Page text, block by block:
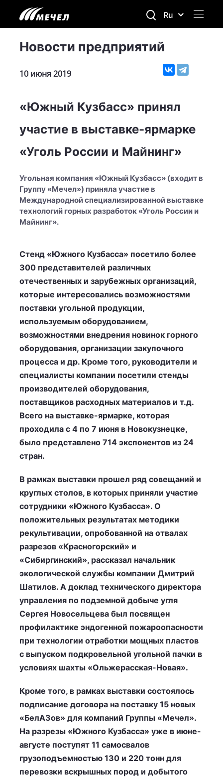
Ru
Новости предприятий
10 июня 2019
«Южный Кузбасс» принял
участие в выставке-ярмарке
«Уголь России и Майнинг»
Угольная компания «Южный Кузбасс» (входит в
Группу «Мечел») приняла участие в
Международной специализированной выставке
технологий горных разработок «Уголь России и
Майнинг».
Стенд «Южного Кузбасса» посетило более
300 представителей различных
отечественных и зарубежных организаций,
которые интересовались возможностями
поставки угольной продукции,
используемым оборудованием,
возможностями внедрения новинок горного
оборудования, организации закупочного
процесса и др. Кроме того, руководители и
специалисты компании посетили стенды
производителей оборудования,
поставщиков расходных материалов и т.д.
Всего на выставке-ярмарке, которая
проходила с 4 по 7 июня в Новокузнецке,
было представлено 714 экспонентов из 24
стран.
В рамках выставки прошел ряд совещаний и
круглых столов, в которых приняли участие
сотрудники «Южного Кузбасса». О
положительных результатах методики
рекультивации, опробованной на отвалах
разрезов «Красногорский» и
«Сибиргинский», рассказал начальник
экологической службы компании Дмитрий
Шатилов. А доклад технического директора
управления по подземной добыче угля
Сергея Новосельцева был посвящен
профилактике эндогенной пожароопасности
при технологии отработки мощных пластов
с выпуском подкровельной угольной пачки в
условиях шахты «Ольжерасская-Новая».
Кроме того, в рамках выставки состоялось
подписание договора на поставку 15 новых
«БелАЗов» для компаний Группы «Мечел».
На разрезы «Южного Кузбасса» уже в июне-
августе поступят 11 самосвалов
грузоподъемностью 130 и 220 тонн для
перевозки вскрышных пород и добытого